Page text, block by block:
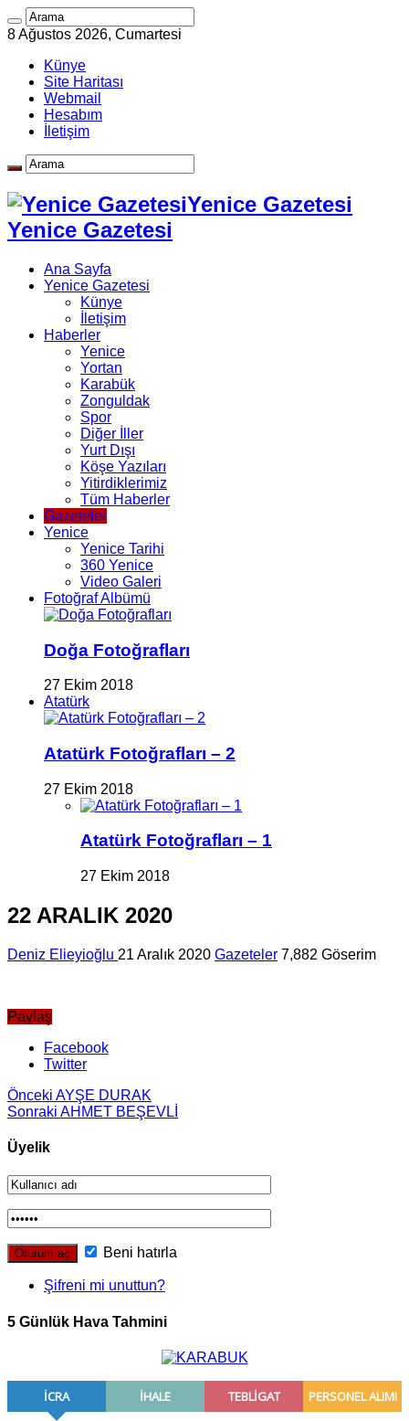
8 Ağustos 2026, Cumartesi
Künye
Site Haritası
Webmail
Hesabım
İletişim
Yenice Gazetesi
Yenice Gazetesi
Ana Sayfa
Yenice Gazetesi
Künye
İletişim
Haberler
Yenice
Yortan
Karabük
Zonguldak
Spor
Diğer İller
Yurt Dışı
Köşe Yazıları
Yitirdiklerimiz
Tüm Haberler
Gazeteler
Yenice
Yenice Tarihi
360 Yenice
Video Galeri
Fotoğraf Albümü
Doğa Fotoğrafları
27 Ekim 2018
Atatürk
Atatürk Fotoğrafları – 2
27 Ekim 2018
Atatürk Fotoğrafları – 1
27 Ekim 2018
22 ARALIK 2020
Deniz Elieyioğlu 21 Aralık 2020 Gazeteler 7,882 Göserim
Paylaş
Facebook
Twitter
Önceki AYŞE DURAK
Sonraki AHMET BEŞEVLİ
Üyelik
Beni hatırla
Şifreni mi unuttun?
5 Günlük Hava Tahmini